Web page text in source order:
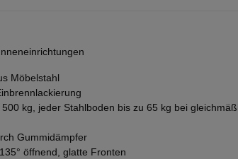
Möbelstahl
kg, jeder Stahlboden bis zu 65 kg bei
Gummidämpfer
öffnend, glatte Fronten